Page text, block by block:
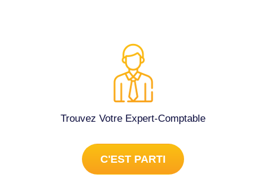
Trouvez Votre Expert-Comptable
C'EST PARTI